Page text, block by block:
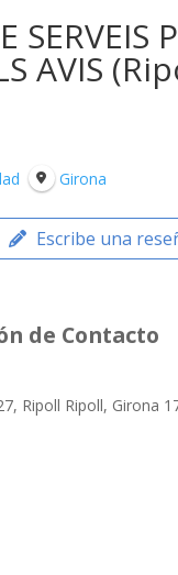
SERVEIS
AVIS
Girona
Escribe una
de Contacto
Ripoll Ripoll, Girona